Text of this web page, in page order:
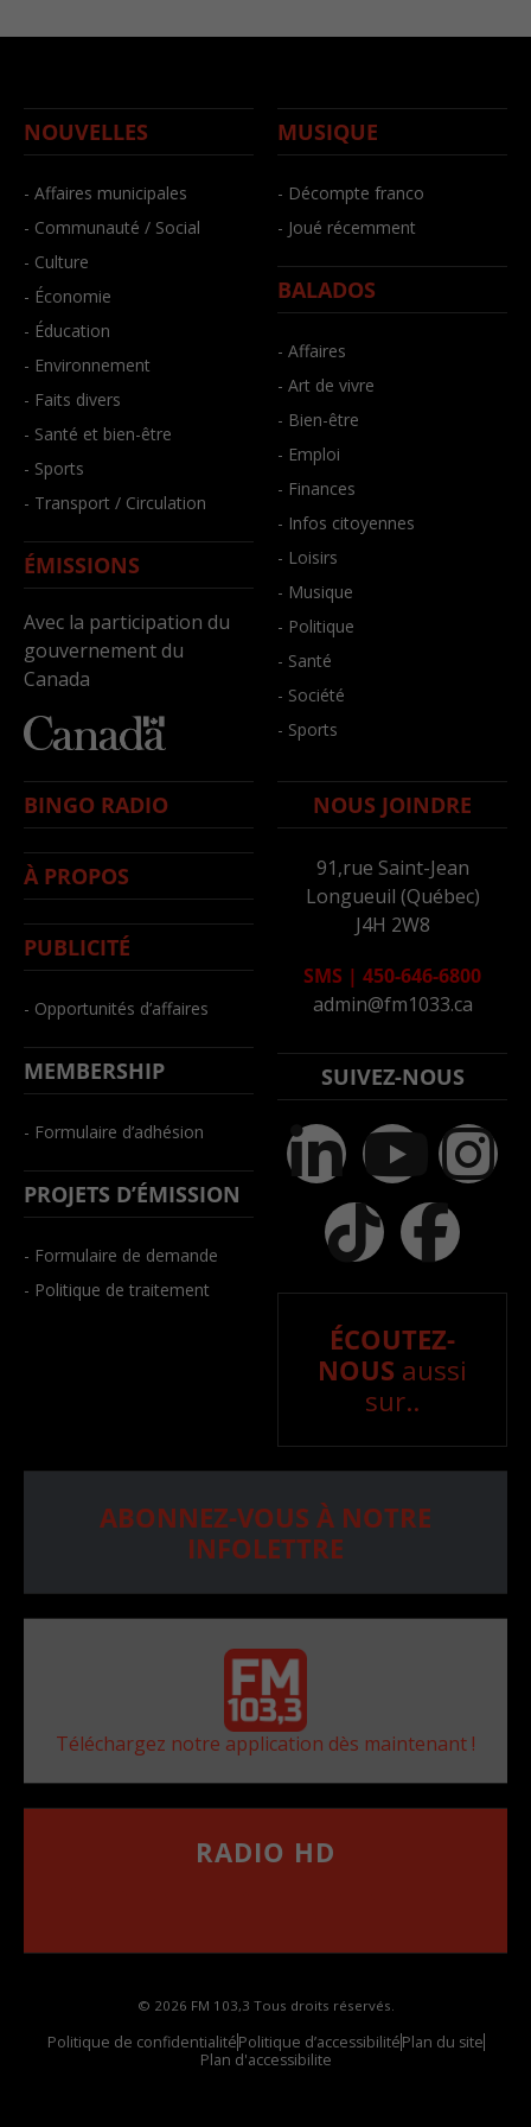
NOUVELLES
- Affaires municipales
- Communauté / Social
- Culture
- Économie
- Éducation
- Environnement
- Faits divers
- Santé et bien-être
- Sports
- Transport / Circulation
ÉMISSIONS
Avec la participation du
gouvernement du
Canada
MUSIQUE
- Décompte franco
- Joué récemment
BALADOS
- Affaires
- Art de vivre
- Bien-être
- Emploi
- Finances
- Infos citoyennes
- Loisirs
- Musique
- Politique
- Santé
- Société
- Sports
BINGO RADIO
À PROPOS
PUBLICITÉ
- Opportunités d’affaires
MEMBERSHIP
- Formulaire d’adhésion
PROJETS D’ÉMISSION
- Formulaire de demande
- Politique de traitement
NOUS JOINDRE
91,rue Saint-Jean
Longueuil (Québec)
J4H 2W8
SMS | 450-646-6800
admin@fm1033.ca
SUIVEZ-NOUS
ÉCOUTEZ-
NOUS aussi
sur..
ABONNEZ-VOUS À NOTRE
INFOLETTRE
Téléchargez notre application dès maintenant !
RADIO HD
© 2026 FM 103,3 Tous droits réservés.
Politique de confidentialitéPolitique d’accessibilitéPlan du site
Plan d'accessibilite